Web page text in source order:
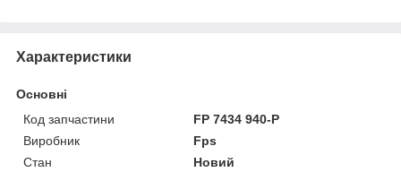
Характеристики
Основні
Код запчастини
FP 7434 940-P
Виробник
Fps
Стан
Новий